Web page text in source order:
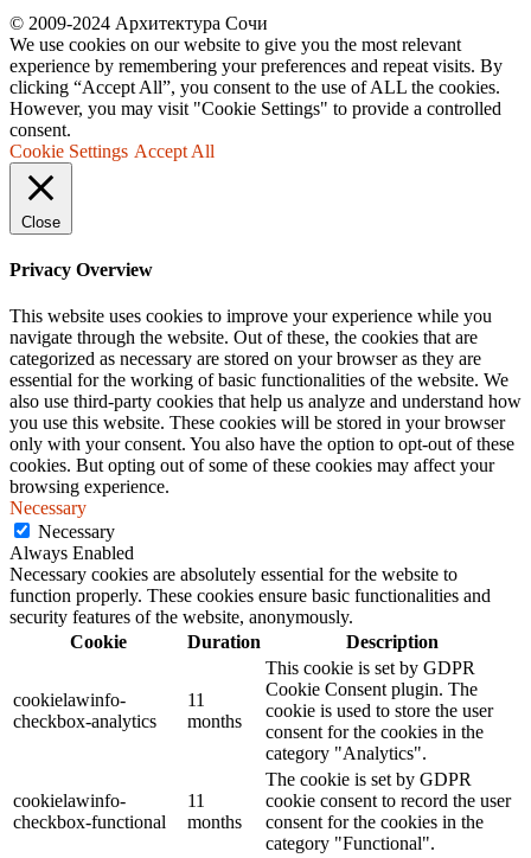
© 2009-2024 Архитектура Сочи
We use cookies on our website to give you the most relevant
experience by remembering your preferences and repeat visits. By
clicking “Accept All”, you consent to the use of ALL the cookies.
However, you may visit "Cookie Settings" to provide a controlled
consent.
Cookie Settings Accept All
Close
Privacy Overview
This website uses cookies to improve your experience while you
navigate through the website. Out of these, the cookies that are
categorized as necessary are stored on your browser as they are
essential for the working of basic functionalities of the website. We
also use third-party cookies that help us analyze and understand how
you use this website. These cookies will be stored in your browser
only with your consent. You also have the option to opt-out of these
cookies. But opting out of some of these cookies may affect your
browsing experience.
Necessary
Necessary
Always Enabled
Necessary cookies are absolutely essential for the website to
function properly. These cookies ensure basic functionalities and
security features of the website, anonymously.
Cookie
Duration Description
cookielawinfo-
checkbox-analytics
11
months
This cookie is set by GDPR
Cookie Consent plugin. The
cookie is used to store the user
consent for the cookies in the
category "Analytics".
cookielawinfo-
checkbox-functional
11
months
The cookie is set by GDPR
cookie consent to record the user
consent for the cookies in the
category "Functional".